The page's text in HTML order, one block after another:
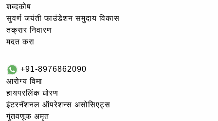
शब्दकोष
सुवर्ण जयंती फाउंडेशन समुदाय विकास
तक्रार निवारण
मदत करा
+91-8976862090
आरोग्य विमा
हायपरलिंक धोरण
इंटरनॅशनल ऑपरेशन्स असोसिएट्स
गुंतवणूक अमृत